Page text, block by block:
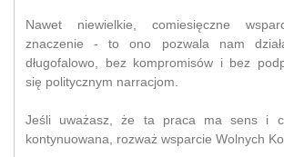
Nawet niewielkie, comiesięczne
znaczenie - to ono pozwala nam
długofalowo, bez kompromisów i bez
się politycznym narracjom.
Jeśli uważasz, że ta praca ma sens i
kontynuowana, rozważ wsparcie Wolnych